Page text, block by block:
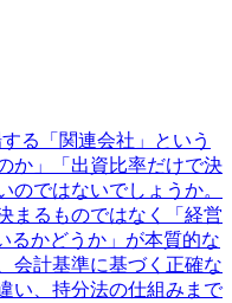
る「関連会社」という
か」「出資比率だけで決
のではないでしょうか。
まるものではなく「経営
るかどうか」が本質的な
会計基準に基づく正確な
い、持分法の仕組みまで